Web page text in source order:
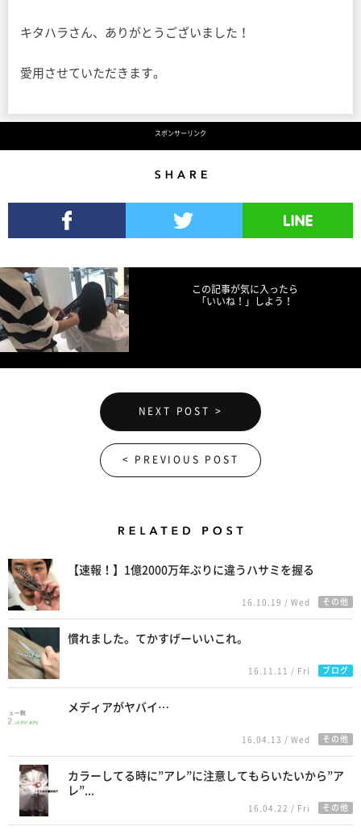
キタハラさん、ありがとうございました！
愛用させていただきます。
スポンサーリンク
この記事が気に入ったら
「いいね！」しよう！
NEXT POST >
< PREVIOUS POST
【速報！】1億2000万年ぶりに違うハサミを握る
16.10.19 / Wed その他
慣れました。てかすげーいいこれ。
16.11.11 / Fri ブログ
メディアがヤバイ…
16.04.13 / Wed その他
カラーしてる時に”アレ”に注意してもらいたいから”ア
レ”...
16.04.22 / Fri その他